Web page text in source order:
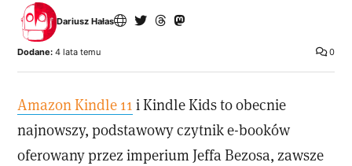
Dariusz Hałas
0
Dodane: 4 lata temu
Amazon Kindle 11 i Kindle Kids to obecnie
najnowszy, podstawowy czytnik e-booków
oferowany przez imperium Jeffa Bezosa, zawsze